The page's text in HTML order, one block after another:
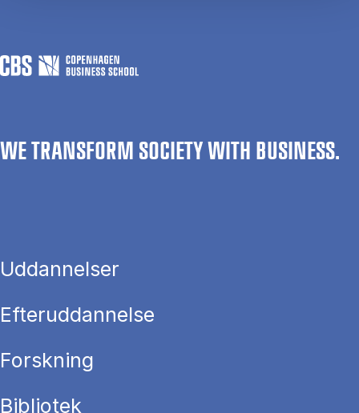
WE TRANSFORM SOCIETY WITH BUSINESS.
Uddannelser
Efteruddannelse
Forskning
Bibliotek